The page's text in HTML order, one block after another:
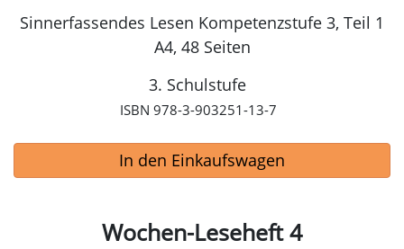
und vieles mehr
Sinnerfassendes Lesen Kompetenzstufe 3, Teil 1
A4, 48 Seiten
3. Schulstufe
ISBN 978-3-903251-13-7
In den Einkaufswagen
Wochen-Leseheft 4